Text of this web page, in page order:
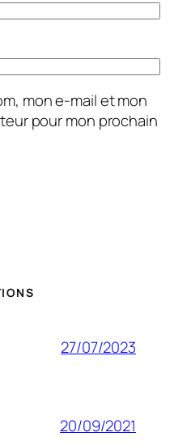
mon e-mail et mon
pour mon prochain
27/07/2023
20/09/2021